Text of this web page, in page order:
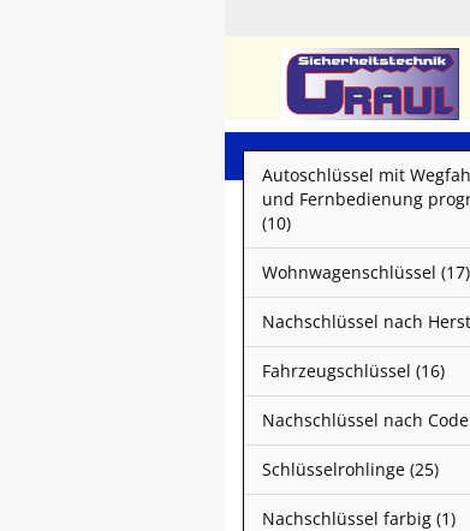
Autoschlüssel mit
und Fernbedienung
(10)
Wohnwagenschlüssel (17)
Nachschlüssel nach
Fahrzeugschlüssel (16)
Nachschlüssel nach
Schlüsselrohlinge (25)
Nachschlüssel farbig (1)